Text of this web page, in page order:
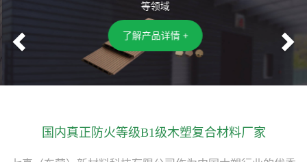
等领域
了解产品详情 +
Previous
国内真正防火等级B1级木塑复合材料厂家